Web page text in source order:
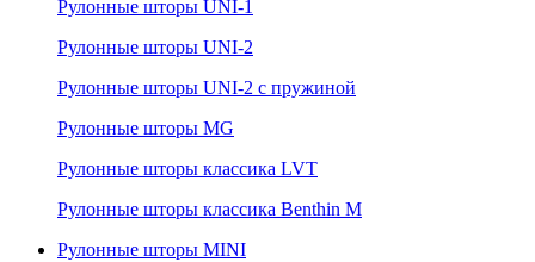
Рулонные шторы UNI-1
Рулонные шторы UNI-2
Рулонные шторы UNI-2 с пружиной
Рулонные шторы MG
Рулонные шторы классика LVT
Рулонные шторы классика Benthin M
Рулонные шторы MINI